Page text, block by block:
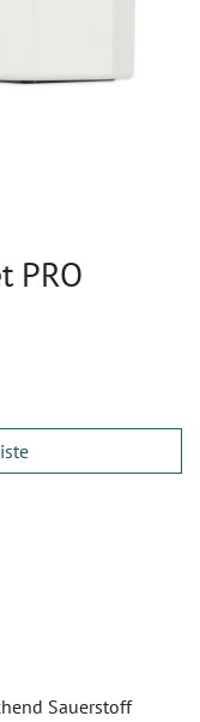
PRO
Sauerstoff